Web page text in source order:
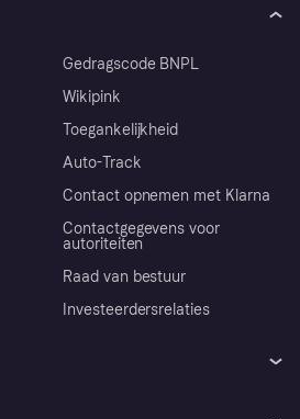
Gedragscode BNPL
Wikipink
Toegankelijkheid
Auto-Track
Contact opnemen met Klarna
Contactgegevens voor
autoriteiten
Raad van bestuur
Investeerdersrelaties